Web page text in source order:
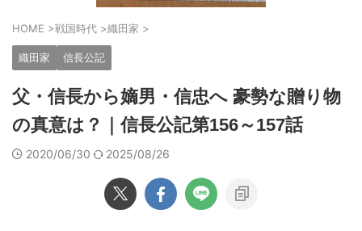
HOME >戦国時代 >織田家 >
織田家 信長公記
父・信長から嫡男・信忠へ 豪勢な贈り物
の真意は？｜信長公記第156～157話
2020/06/30 2025/08/26